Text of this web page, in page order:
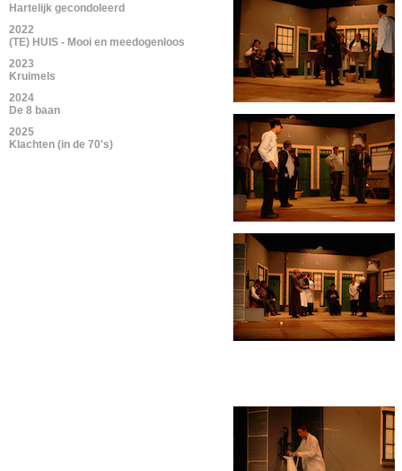
Hartelijk gecondoleerd
2022
(TE) HUIS - Mooi en meedogenloos
2023
Kruimels
2024
De 8 baan
2025
Klachten (in de 70's)